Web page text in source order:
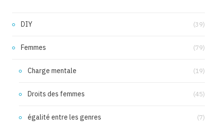
DIY (39)
Femmes (79)
Charge mentale (19)
Droits des femmes (45)
égalité entre les genres (7)